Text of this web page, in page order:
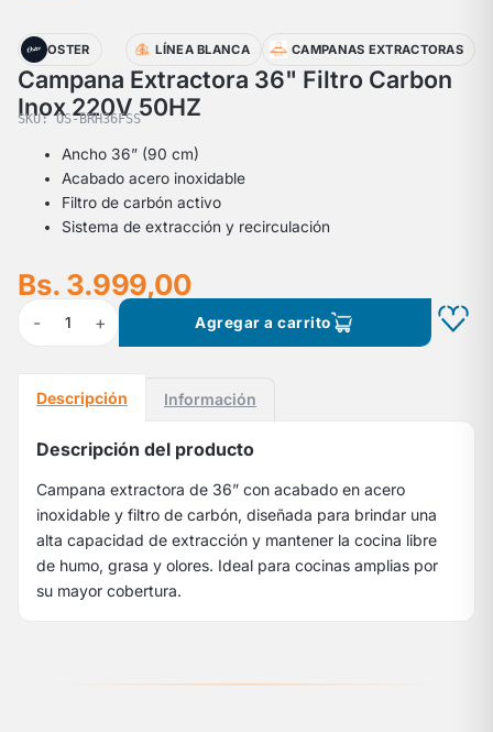
OSTER LÍNEA BLANCA CAMPANAS EXTRACTORAS
Campana Extractora 36" Filtro Carbon
Inox 220V 50HZ
SKU: OS-BRH36FSS
Ancho 36” (90 cm)
Acabado acero inoxidable
Filtro de carbón activo
Sistema de extracción y recirculación
Bs. 3.999,00
- 1 + Agregar a carrito
Descripción Información
Descripción del producto
Campana extractora de 36” con acabado en acero
inoxidable y filtro de carbón, diseñada para brindar una
alta capacidad de extracción y mantener la cocina libre
de humo, grasa y olores. Ideal para cocinas amplias por
su mayor cobertura.